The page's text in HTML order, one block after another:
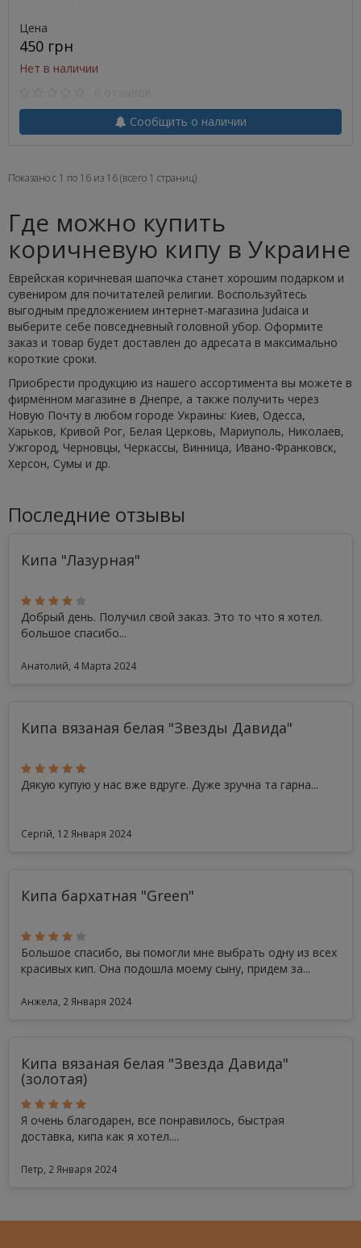
Цена
450 грн
Нет в наличии
Сообщить о наличии
Показано с 1 по 16 из 16 (всего 1 страниц)
Где можно купить
коричневую кипу в Украине
Еврейская коричневая шапочка станет хорошим подарком и
сувениром для почитателей религии. Воспользуйтесь
выгодным предложением интернет-магазина Judaica и
выберите себе повседневный головной убор. Оформите
заказ и товар будет доставлен до адресата в максимально
короткие сроки.
Приобрести продукцию из нашего ассортимента вы можете в
фирменном магазине в Днепре, а также получить через
Новую Почту в любом городе Украины: Киев, Одесса,
Харьков, Кривой Рог, Белая Церковь, Мариуполь, Николаев,
Ужгород, Черновцы, Черкассы, Винница, Ивано-Франковск,
Херсон, Сумы и др.
Последние отзывы
Кипа "Лазурная"
Добрый день. Получил свой заказ. Это то что я хотел.
большое спасибо...
Анатолий, 4 Марта 2024
Кипа вязаная белая "Звезды Давида"
Дякую купую у нас вже вдруге. Дуже зручна та гарна...
Сергій, 12 Января 2024
Кипа бархатная "Green"
Большое спасибо, вы помогли мне выбрать одну из всех
красивых кип. Она подошла моему сыну, придем за...
Анжела, 2 Января 2024
Кипа вязаная белая "Звезда Давида"
(золотая)
Я очень благодарен, все понравилось, быстрая
доставка, кипа как я хотел....
Петр, 2 Января 2024